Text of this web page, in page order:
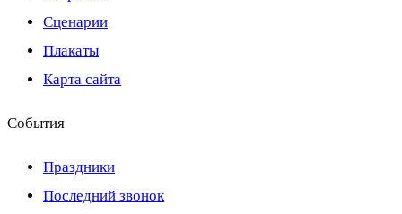
Сценарии
Плакаты
Карта сайта
События
Праздники
Последний звонок